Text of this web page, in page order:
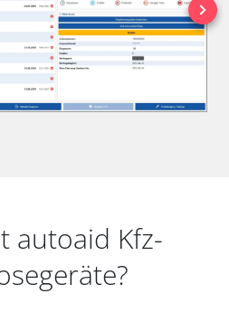
autoaid Kfz-